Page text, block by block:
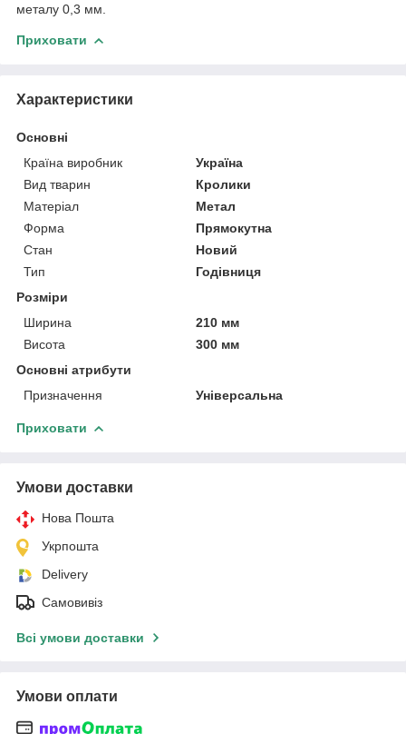
металу 0,3 мм.
Приховати
Характеристики
Основні
Країна виробник
Україна
Вид тварин
Кролики
Матеріал
Метал
Форма
Прямокутна
Стан
Новий
Тип
Годівниця
Розміри
Ширина
210 мм
Висота
300 мм
Основні атрибути
Призначення
Універсальна
Приховати
Умови доставки
Нова Пошта
Укрпошта
Delivery
Самовивіз
Всі умови доставки
Умови оплати